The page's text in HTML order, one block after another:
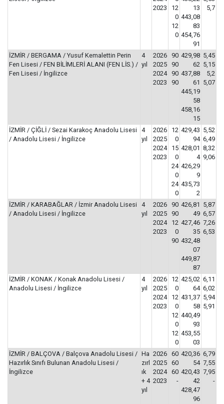
2023
12
0
12
0
13
443,08
83
454,76
91
5,7
İZMİR / BERGAMA / Yusuf Kemalettin Perin
Fen Lisesi / FEN BİLİMLERİ ALANI (FEN LİS.) /
Fen Lisesi / İngilizce
4
yıl
2026
2025
2024
2023
90
90
90
90
429,98
62
437,88
61
445,19
58
458,16
15
5,45
5,15
5,2
5,07
İZMİR / ÇİĞLİ / Sezai Karakoç Anadolu Lisesi
/ Anadolu Lisesi / İngilizce
4
yıl
2026
2025
2024
2023
12
0
15
0
24
0
24
0
429,43
94
428,01
4
426,29
9
435,73
2
5,52
6,49
8,32
9,06
İZMİR / KARABAĞLAR / İzmir Anadolu Lisesi
/ Anadolu Lisesi / İngilizce
4
yıl
2026
2025
2024
2023
90
90
12
0
90
426,81
49
427,46
35
432,48
07
449,87
87
5,87
6,57
7,26
6,53
İZMİR / KONAK / Konak Anadolu Lisesi /
Anadolu Lisesi / İngilizce
4
yıl
2026
2025
2024
2023
12
0
12
0
12
0
12
0
425,02
64
431,37
58
440,49
93
453,55
03
6,11
6,02
5,94
5,91
İZMİR / BALÇOVA / Balçova Anadolu Lisesi /
Hazırlık Sınıfı Bulunan Anadolu Lisesi /
İngilizce
Ha
zırl
ık
+ 4
yıl
2026
2025
2024
2023
60
60
60
-
420,36
54
420,43
42
428,47
96
6,79
7,55
7,95
-